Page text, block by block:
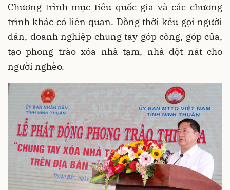
Chương trình mục tiêu quốc gia và các chương
trình khác có liên quan. Đồng thời kêu gọi người
dân, doanh nghiệp chung tay góp công, góp của,
tạo phong trào xóa nhà tạm, nhà dột nát cho
người nghèo.